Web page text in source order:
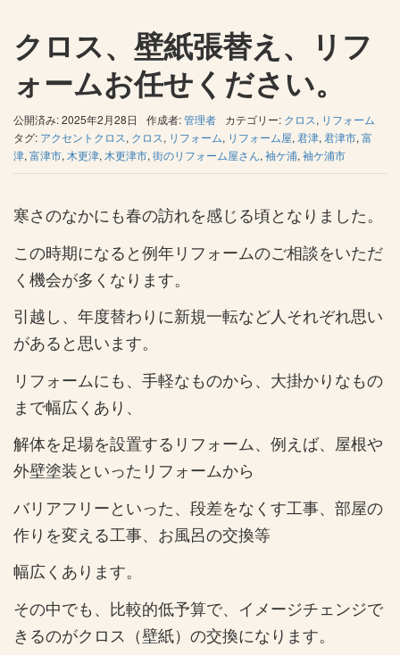
クロス、壁紙張替え、リフ
ォームお任せください。
公開済み: 2025年2月28日 作成者:管理者 カテゴリー: クロス, リフォーム
タグ: アクセントクロス, クロス, リフォーム, リフォーム屋, 君津, 君津市, 富
津, 富津市, 木更津, 木更津市, 街のリフォーム屋さん, 袖ケ浦, 袖ケ浦市
寒さのなかにも春の訪れを感じる頃となりました。
この時期になると例年リフォームのご相談をいただ
く機会が多くなります。
引越し、年度替わりに新規一転など人それぞれ思い
があると思います。
リフォームにも、手軽なものから、大掛かりなもの
まで幅広くあり、
解体を足場を設置するリフォーム、例えば、屋根や
外壁塗装といったリフォームから
バリアフリーといった、段差をなくす工事、部屋の
作りを変える工事、お風呂の交換等
幅広くあります。
その中でも、比較的低予算で、イメージチェンジで
きるのがクロス（壁紙）の交換になります。